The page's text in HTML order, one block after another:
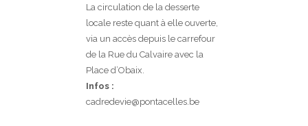
La circulation de la desserte
locale reste quant à elle ouverte,
via un accès depuis le carrefour
de la Rue du Calvaire avec la
Place d’Obaix.
Infos :
cadredevie@pontacelles.be